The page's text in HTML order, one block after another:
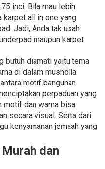
inci. Bila mau lebih
all in one yang
Jadi, Anda tak usah
maupun karpet.
butuh diamati yaitu tema
di dalam musholla.
motif bangunan
perpaduan yang
motif dan warna bisa
secara visual. Serta dari
kenyamanan jemaah yang
dan